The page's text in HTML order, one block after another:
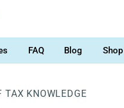
FAQ Blog Shop
TAX KNOWLEDGE